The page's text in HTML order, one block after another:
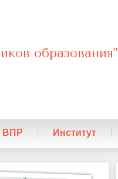
образования"
ВПР Институт